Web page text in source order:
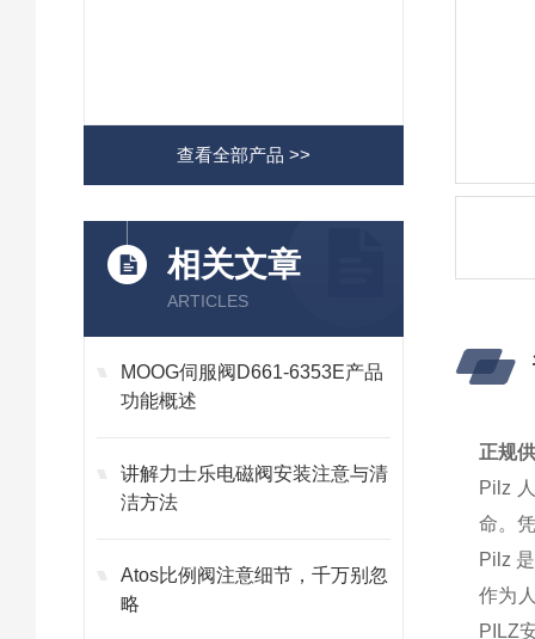
查看全部产品 >>
相关文章
ARTICLES
MOOG伺服阀D661-6353E产品
功能概述
讲解力士乐电磁阀安装注意与清
洁方法
Atos比例阀注意细节，千万别忽
略
正规
Pilz
命。
Pilz
作为
PILZ